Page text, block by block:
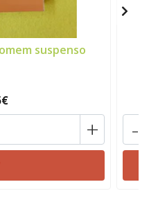
suspenso
+ -